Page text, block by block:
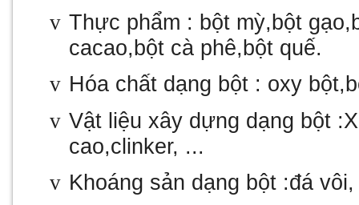
v Thực phẩm : bột mỳ,bột
cacao,bột cà phê,bột quế.
v Hóa chất dạng bột : oxy
v Vật liệu xây dựng dạng bột
cao,clinker, ...
v Khoáng sản dạng bột :đá